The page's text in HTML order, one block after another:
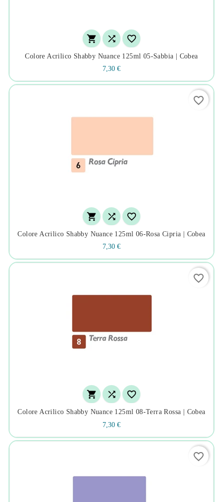
  
Colore Acrilico Shabby Nuance 125ml 05-Sabbia | Cobea
7,30 €
  
Colore Acrilico Shabby Nuance 125ml 06-Rosa Cipria | Cobea
7,30 €
favorite_border
  
Colore Acrilico Shabby Nuance 125ml 08-Terra Rossa | Cobea
7,30 €
favorite_border
favorite_border